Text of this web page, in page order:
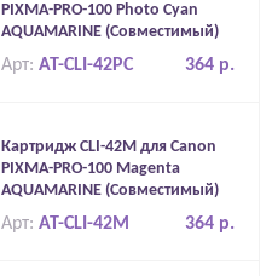
PIXMA-PRO-100 Photo Cyan
AQUAMARINE (Совместимый)
364 р.
Арт: AT-CLI-42PC
Картридж CLI-42M для Canon
PIXMA-PRO-100 Magenta
AQUAMARINE (Совместимый)
364 р.
Арт:AT-CLI-42M